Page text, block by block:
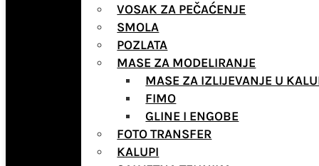
VOSAK ZA PEČAĆENJE
SMOLA
POZLATA
MASE ZA MODELIRANJE
MASE ZA IZLIJEVANJE U
FIMO
GLINE I ENGOBE
FOTO TRANSFER
KALUPI